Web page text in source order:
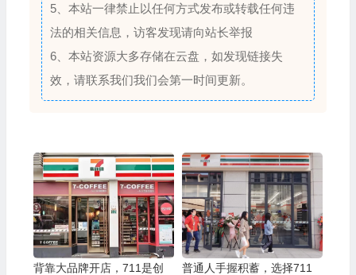
5、本站一律禁止以任何方式发布或转载任何违
法的相关信息，访客发现请向站长举报
6、本站资源大多存储在云盘，如发现链接失
效，请联系我们我们会第一时间更新。
背靠大品牌开店，711是创
普通人手握积蓄，选择711